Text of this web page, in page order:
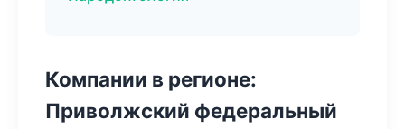
Компании в регионе:
Приволжский федеральный